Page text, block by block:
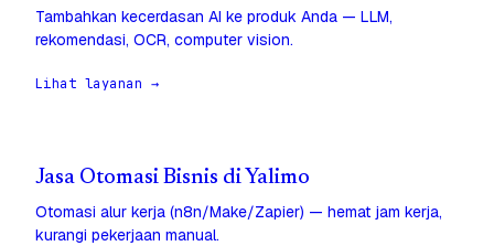
Tambahkan kecerdasan AI ke produk Anda — LLM,
rekomendasi, OCR, computer vision.
Lihat layanan →
Jasa Otomasi Bisnis di Yalimo
Otomasi alur kerja (n8n/Make/Zapier) — hemat jam kerja,
kurangi pekerjaan manual.